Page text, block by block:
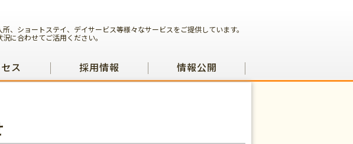
、ショートステイ、デイサービス等様々なサービスをご提供しています。
に合わせてご活用ください。
ス 採用情報 情報公開